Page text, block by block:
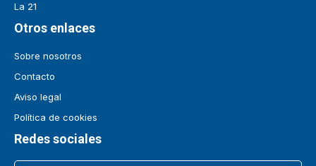
La 21
Otros enlaces
Sobre nosotros
Contacto
Aviso legal
Política de cookies
Redes sociales